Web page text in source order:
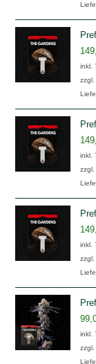
inkl.
inkl.
inkl.
inkl.